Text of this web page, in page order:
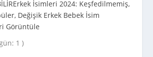
Erkek İsimleri 2024: Keşfedilmemiş,
Değişik Erkek Bebek İsim
Görüntüle
1 )